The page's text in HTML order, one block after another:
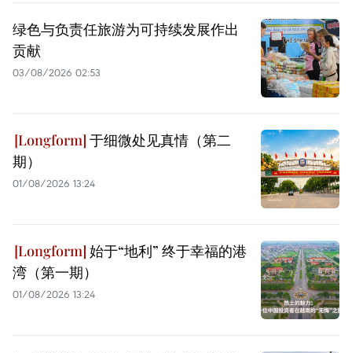
绿色与负责任旅游为可持续发展作出
贡献
03/08/2026 02:53
于细微处见真情（第二
期）
01/08/2026 13:24
始于“地利” 终于幸福的港
湾（第一期）
01/08/2026 13:24